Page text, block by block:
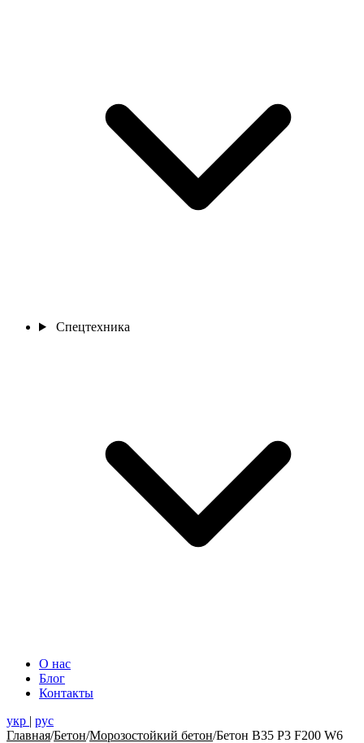
Спецтехника
О нас
Блог
Контакты
укр | рус
Главная/Бетон/Морозостойкий бетон/Бетон В35 Р3 F200 W6